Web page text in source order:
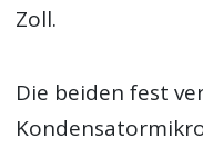
Zoll.
Die beiden fest